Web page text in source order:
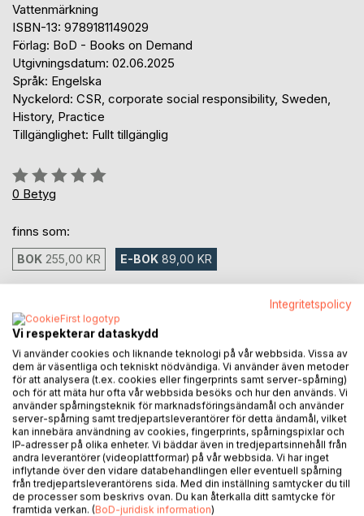
Vattenmärkning
ISBN-13: 9789181149029
Förlag: BoD - Books on Demand
Utgivningsdatum: 02.06.2025
Språk: Engelska
Nyckelord: CSR, corporate social responsibility, Sweden,
History, Practice
Tillgänglighet: Fullt tillgänglig
Betyg::
0%
0 Betyg
finns som:
BOK 255,00 KR E-BOK 89,00 KR
inkl. moms
Tillgänglig för nedladdning
LÄGG I KUNDVAGNEN
Lägg till i kom-ihåglista
Recensera titel
Integritetspolicy
Vi respekterar dataskydd
Vi använder cookies och liknande teknologi på vår webbsida. Vissa av
dem är väsentliga och tekniskt nödvändiga. Vi använder även metoder
för att analysera (t.ex. cookies eller fingerprints samt server-spårning)
och för att mäta hur ofta vår webbsida besöks och hur den används. Vi
använder spårningsteknik för marknadsföringsändamål och använder
server-spårning samt tredjepartsleverantörer för detta ändamål, vilket
kan innebära användning av cookies, fingerprints, spårningspixlar och
IP-adresser på olika enheter. Vi bäddar även in tredjepartsinnehåll från
andra leverantörer (videoplattformar) på vår webbsida. Vi har inget
inflytande över den vidare databehandlingen eller eventuell spårning
från tredjepartsleverantörens sida. Med din inställning samtycker du till
de processer som beskrivs ovan. Du kan återkalla ditt samtycke för
framtida verkan. (BoD-juridisk information)